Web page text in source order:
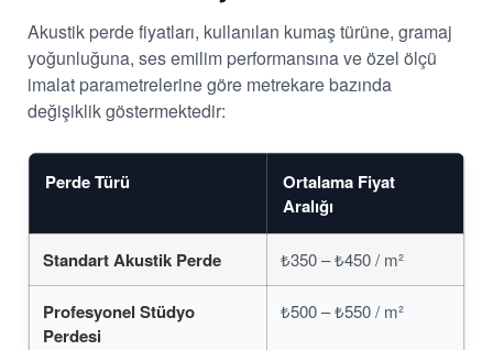
Akustik perde fiyatları, kullanılan kumaş türüne, gramaj
yoğunluğuna, ses emilim performansına ve özel ölçü
imalat parametrelerine göre metrekare bazında
değişiklik göstermektedir:
Perde Türü
Ortalama Fiyat
Aralığı
Standart Akustik Perde ₺350 – ₺450 / m²
Profesyonel Stüdyo
Perdesi
₺500 – ₺550 / m²